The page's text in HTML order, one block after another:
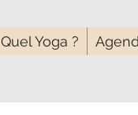
Quel Yoga ?